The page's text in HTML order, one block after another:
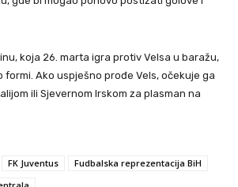
koja 26. marta igra protiv Velsa u baražu,
formi. Ako uspješno prođe Vels, očekuje ga
ili Sjevernom Irskom za plasman na
FK Juventus
Fudbalska reprezentacija BiH